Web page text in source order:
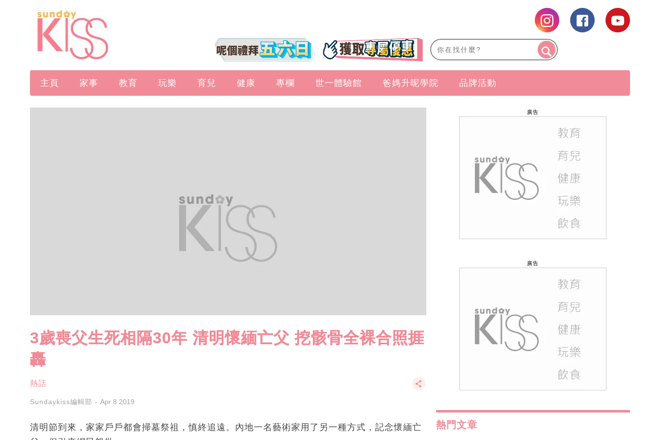
主頁 家事 教育 玩樂 育兒 健康 專欄 世一體驗館 爸媽升呢學院 品牌活動
3歲喪父生死相隔30年 清明懷緬亡父 挖骸骨全裸合照捱
轟
熱話
Sundaykiss編輯部 Apr 8 2019
清明節到來，家家戶戶都會掃墓祭祖，慎終追遠。內地一名藝術家用了另一種方式，記念懷緬亡
廣告
廣告
熱門文章